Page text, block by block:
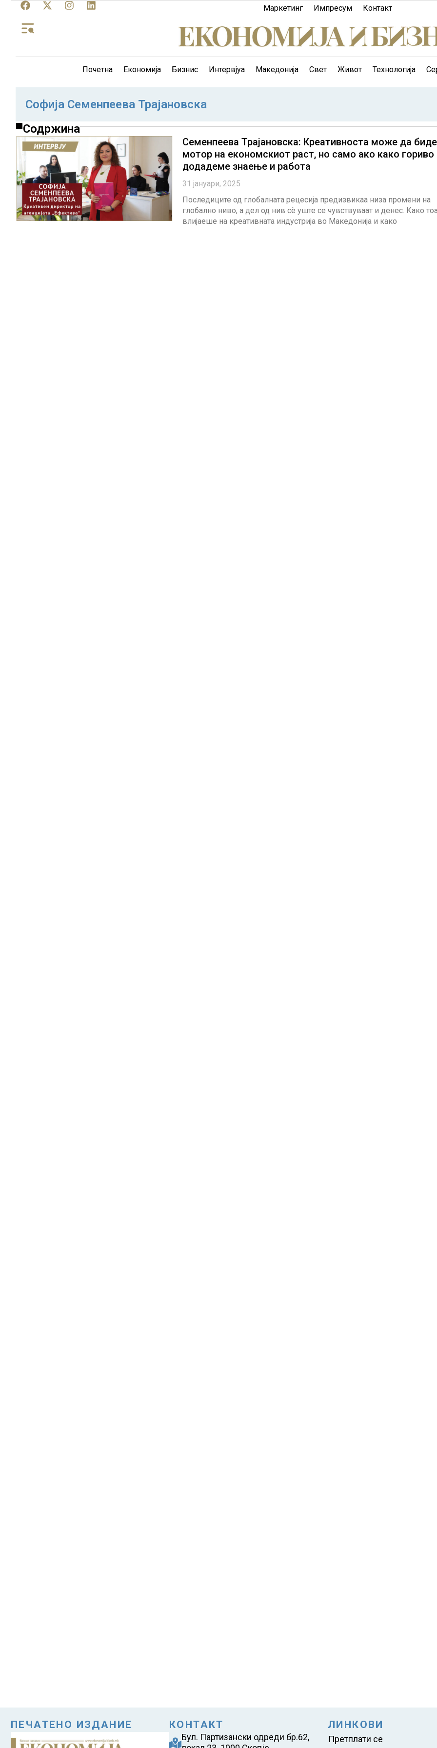
Маркетинг Импресум Контакт
Почетна Економија Бизнис Интервјуа Македонија Свет Живот Технологија
Софија Семенпеева Трајановска
Содржина
Семенпеева Трајановска: Креативноста може да биде
мотор на економскиот раст, но само ако како гориво
додадеме знаење и работа
31 јануари, 2025
Последиците од глобалната рецесија предизвикаа низа промени на
глобално ниво, а дел од нив сè уште се чувствуваат и денес. Како
влијаеше на креативната индустрија во Македонија и како
ПЕЧАТЕНО ИЗДАНИЕ КОНТАКТ
Бул. Партизански одреди бр.62,
ЛИНКОВИ
Претплати се